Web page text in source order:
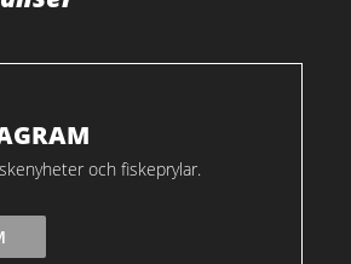
och fiskeprylar.